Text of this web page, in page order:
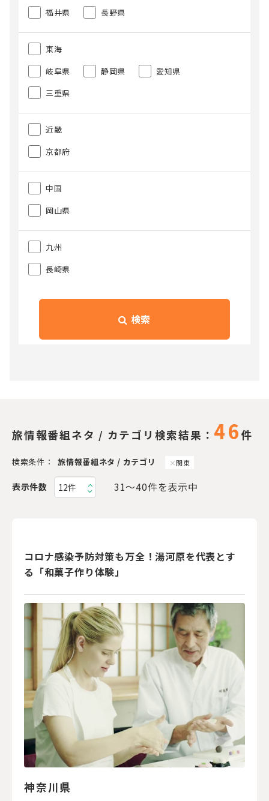
福井県
長野県
東海
岐阜県
静岡県
愛知県
三重県
近畿
京都府
中国
岡山県
九州
長崎県
検索
旅情報番組ネタ / カテゴリ検索結果： 46 件
検索条件： 旅情報番組ネタ / カテゴリ 関東
表示件数 31〜40件を表示中
コロナ感染予防対策も万全！湯河原を代表とす
る「和菓子作り体験」
神奈川県